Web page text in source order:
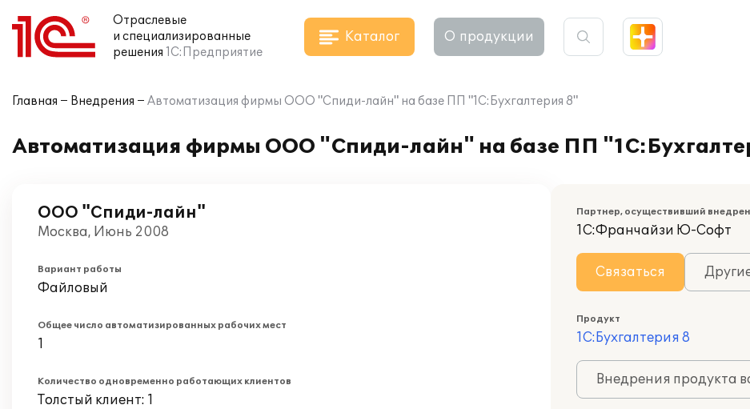
Отраслевые
и специализированные
решения 1С:Предприятие
Каталог О продукции
Главная Внедрения Автоматизация фирмы ООО "Спиди-лайн" на базе ПП "1С:Бухгалтерия 8"
Автоматизация фирмы ООО "Спиди-лайн" на базе ПП
ООО "Спиди-лайн"
Москва, Июнь 2008
Вариант работы
Файловый
Общее число автоматизированных рабочих мест
1
Количество одновременно работающих клиентов
Толстый клиент: 1
Партнер, осуществивший
1С:Франчайзи Ю-Софт
Связаться
Продукт
1С:Бухгалтерия 8
Внедрения продукта